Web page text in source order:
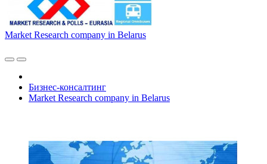
Market Research company in Belarus
Бизнес-консалтинг
Market Research company in Belarus